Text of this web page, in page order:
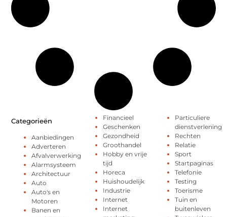
Categorieën
Aanbiedingen
Adverteren
Afvalverwerking
Alarmsysteem
Architectuur
Auto
Auto's en
Motoren
Banen en
Financieel
Geschenken
Gezondheid
Groothandel
Hobby en vrije
tijd
Horeca
Huishoudelijk
Industrie
Internet
Internet
Particuliere
dienstverlening
Rechten
Relatie
Sport
Startpaginas
Telefonie
Testing
Toerisme
Tuin en
buitenleven